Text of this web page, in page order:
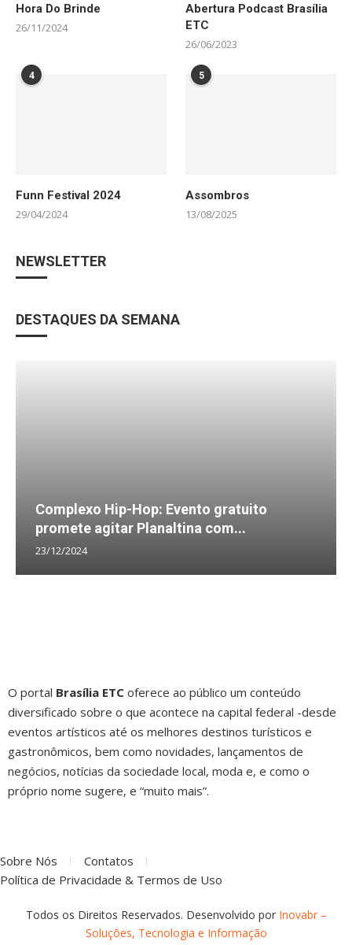
Hora Do Brinde
26/11/2024
Abertura Podcast Brasília
ETC
26/06/2023
4
Funn Festival 2024
29/04/2024
5
Assombros
13/08/2025
NEWSLETTER
DESTAQUES DA SEMANA
Complexo Hip-Hop: Evento gratuito
promete agitar Planaltina com...
23/12/2024
O portal Brasília ETC oferece ao público um conteúdo
diversificado sobre o que acontece na capital federal -desde
eventos artísticos até os melhores destinos turísticos e
gastronômicos, bem como novidades, lançamentos de
negócios, notícias da sociedade local, moda e, e como o
próprio nome sugere, e “muito mais”.
Sobre Nós
Contatos
Política de Privacidade & Termos de Uso
Todos os Direitos Reservados. Desenvolvido por Inovabr –
Soluções, Tecnologia e Informação